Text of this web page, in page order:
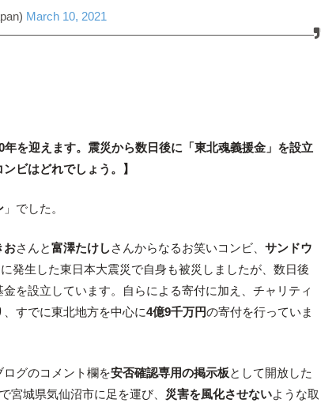
March 10, 2021
年を迎えます。震災から数日後に「東北魂義援金」を設立
ビはどれでしょう。】
」でした。
おさんと富澤たけしさんからなるお笑いコンビ、サンドウ
発生した東日本大震災で自身も被災しましたが、数日後
金を設立しています。自らによる寄付に加え、チャリティ
すでに東北地方を中心に4億9千万円の寄付を行っていま
グのコメント欄を安否確認専用の掲示板として開放した
宮城県気仙沼市に足を運び、 災害を風化させないような取